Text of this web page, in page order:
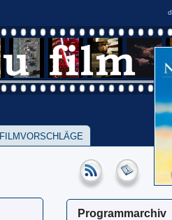
FILMVORSCHLÄGE
Programmarchiv